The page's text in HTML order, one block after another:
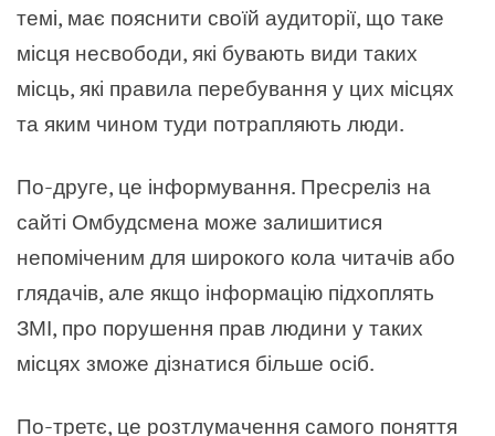
темі, має пояснити своїй аудиторії, що таке
місця несвободи, які бувають види таких
місць, які правила перебування у цих місцях
та яким чином туди потрапляють люди.
По-друге, це інформування. Пресреліз на
сайті Омбудсмена може залишитися
непоміченим для широкого кола читачів або
глядачів, але якщо інформацію підхоплять
ЗМІ, про порушення прав людини у таких
місцях зможе дізнатися більше осіб.
По-третє, це розтлумачення самого поняття